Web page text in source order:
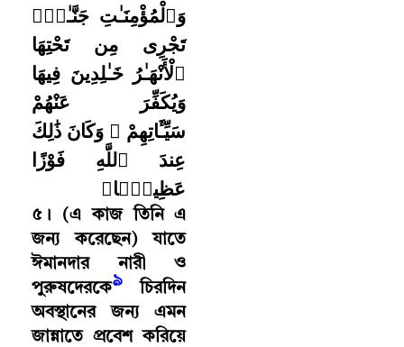
وَٱلْمُؤْمِنَـٰتِ جَنَّـٰتٍۢ
تَجْرِى مِن تَحْتِهَا
ٱلْأَنْهَـٰرُ خَـٰلِدِينَ فِيهَا
وَيُكَفِّرَ عَنْهُمْ
سَيِّـَٔاتِهِمْ ۚ وَكَانَ ذَٰلِكَ
عِندَ ٱللَّهِ فَوْزًا
عَظِيمًۭا﴾
৫ ।
(এ কাজ তিনি এ
জন্য করেছেন) যাতে
ঈমানদার নারী ও
পুরুষদেরকে৯
চিরদিন
অবস্থানের জন্য এমন
জান্নাতে প্রবেশ করিয়ে